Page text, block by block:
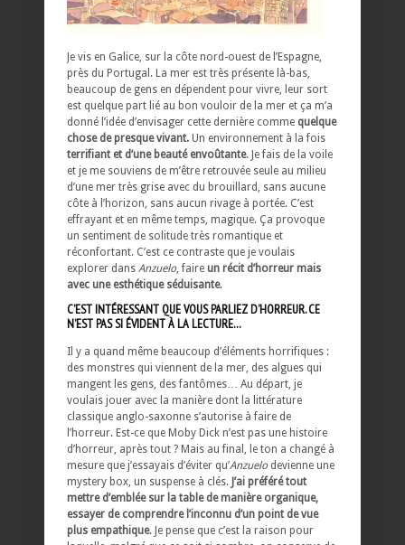
Je vis en Galice, sur la côte nord-ouest de l’Espagne,
près du Portugal. La mer est très présente là-bas,
beaucoup de gens en dépendent pour vivre, leur sort
est quelque part lié au bon vouloir de la mer et ça m’a
donné l’idée d’envisager cette dernière comme quelque
chose de presque vivant. Un environnement à la fois
terrifiant et d’une beauté envoûtante. Je fais de la voile
et je me souviens de m’être retrouvée seule au milieu
d’une mer très grise avec du brouillard, sans aucune
côte à l’horizon, sans aucun rivage à portée. C’est
effrayant et en même temps, magique. Ça provoque
un sentiment de solitude très romantique et
réconfortant. C’est ce contraste que je voulais
explorer dans Anzuelo, faire un récit d’horreur mais
avec une esthétique séduisante.
C’EST INTÉRESSANT QUE VOUS PARLIEZ D’HORREUR. CE
N’EST PAS SI ÉVIDENT À LA LECTURE…
Il y a quand même beaucoup d’éléments horrifiques :
des monstres qui viennent de la mer, des algues qui
mangent les gens, des fantômes… Au départ, je
voulais jouer avec la manière dont la littérature
classique anglo-saxonne s’autorise à faire de
l’horreur. Est-ce que Moby Dick n’est pas une histoire
d’horreur, après tout ? Mais au final, le ton a changé à
mesure que j’essayais d’éviter qu’Anzuelodevienne une
mystery box, un suspense à clés. J’ai préféré tout
mettre d’emblée sur la table de manière organique,
essayer de comprendre l’inconnu d’un point de vue
plus empathique. Je pense que c’est la raison pour